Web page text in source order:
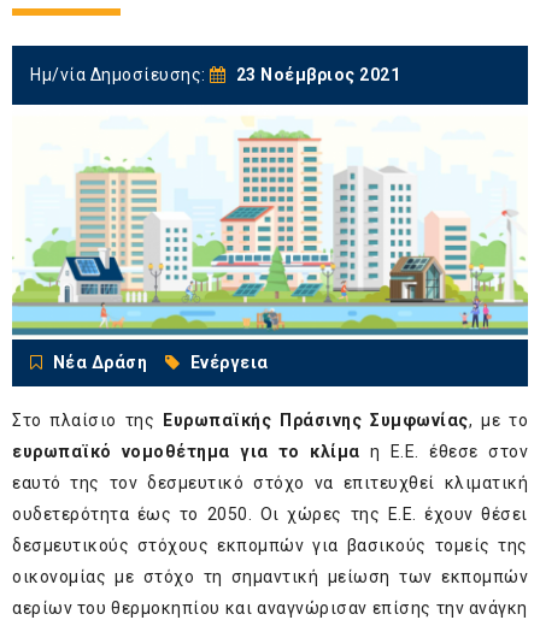
Ημ/νία Δημοσίευσης: 23 Νοέμβριος 2021
Νέα Δράση Ενέργεια
Στο πλαίσιο της Ευρωπαϊκής Πράσινης Συμφωνίας, με το
ευρωπαϊκό νομοθέτημα για το κλίμα η Ε.Ε. έθεσε στον
εαυτό της τον δεσμευτικό στόχο να επιτευχθεί κλιματική
ουδετερότητα έως το 2050. Οι χώρες της Ε.Ε. έχουν θέσει
δεσμευτικούς στόχους εκπομπών για βασικούς τομείς της
οικονομίας με στόχο τη σημαντική μείωση των εκπομπών
αερίων του θερμοκηπίου και αναγνώρισαν επίσης την ανάγκη